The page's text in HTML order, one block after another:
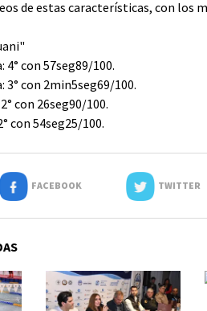
de estas características, con los
con 57seg89/100.
3° con 2min5seg69/100.
con 26seg90/100.
con 54seg25/100.
FACEBOOK TWITTER